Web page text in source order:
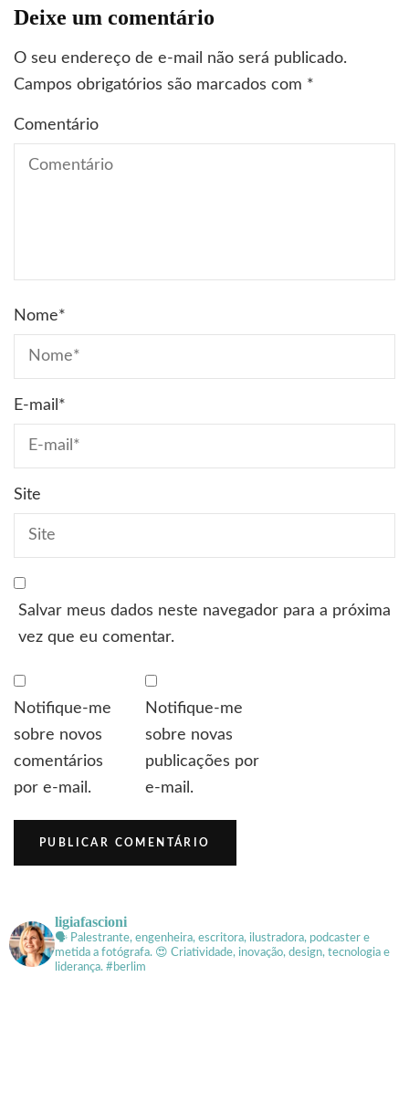
Deixe um comentário
O seu endereço de e-mail não será publicado.
Campos obrigatórios são marcados com *
Comentário
Nome*
E-mail *
Site
Salvar meus dados neste navegador para a próxima
vez que eu comentar.
Notifique-me
sobre novos
comentários
por e-mail.
Notifique-me
sobre novas
publicações por
e-mail.
ligiafascioni
🗣 Palestrante, engenheira, escritora, ilustradora, podcaster e
metida a fotógrafa. 😍 Criatividade, inovação, design, tecnologia e
liderança. #berlim